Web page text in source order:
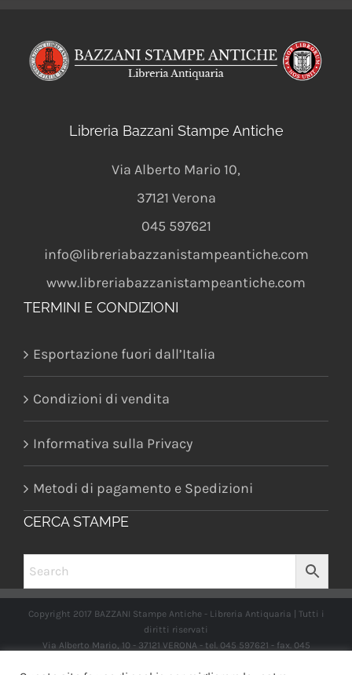
Libreria Bazzani Stampe Antiche
Via Alberto Mario 10,
37121 Verona
045 597621
info@libreriabazzanistampeantiche.com
www.libreriabazzanistampeantiche.com
TERMINI E CONDIZIONI
Esportazione fuori dall’Italia
Condizioni di vendita
Informativa sulla Privacy
Metodi di pagamento e Spedizioni
CERCA STAMPE
Copyright 2017 BAZZANI Stampe Antiche - Libreria Antiquaria | Tutti i
diritti riservati
Via Alberto Mario, 10 - 37121 VERONA - tel. 045 597621 - fax. 045